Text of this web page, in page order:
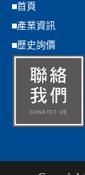
首頁
產業資訊
歷史詢價